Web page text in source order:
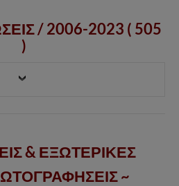
/ 2006-2023 ( 505
)
& ΕΞΩΤΕΡΙΚΕΣ
~